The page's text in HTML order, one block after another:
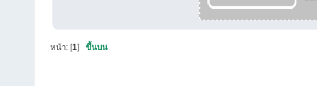
หน้า: [1]ขึ้นบน